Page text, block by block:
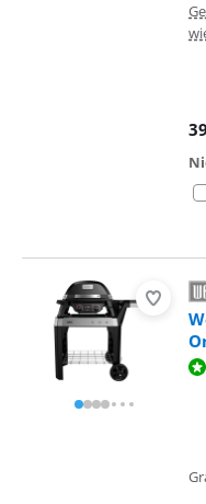
Beoordeling is 9,2 van de